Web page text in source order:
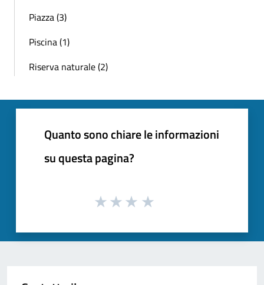
Piazza (3)
Piscina (1)
Riserva naturale (2)
Quanto sono chiare le informazioni
su questa pagina?